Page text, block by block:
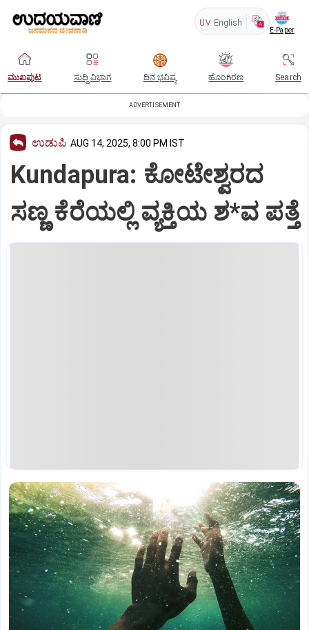
UV English
E-Paper
ಮುಖಪುಟ ಸುದ್ದಿ ವಿಭಾಗ ದಿನ ಭವಿಷ್ಯ ಹೊಂಗಿರಣ Search
ADVERTISEMENT
ಉಡುಪಿ AUG 14, 2025, 8:00 PM IST
Kundapura: ಕೋಟೇಶ್ವರದ
ಸಣ್ಣ ಕೆರೆಯಲ್ಲಿ ವ್ಯಕ್ತಿಯ ಶ*ವ ಪತ್ತೆ